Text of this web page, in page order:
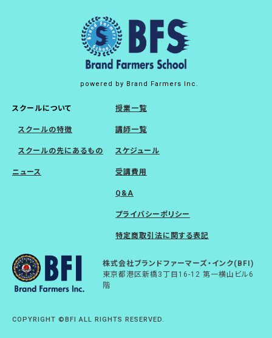
powered by Brand Farmers Inc.
スクールについて
スクールの特徴
スクールの先にあるもの
ニュース
授業一覧
講師一覧
スケジュール
受講費用
Q&A
プライバシーポリシー
特定商取引法に関する表記
株式会社ブランドファーマーズ・インク(BFI)
東京都港区新橋3丁目16-12 第一横山ビル6
階
COPYRIGHT ©BFI ALL RIGHTS RESERVED.